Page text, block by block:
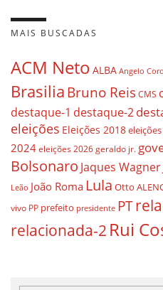
MAIS BUSCADAS
ACM Neto ALBA Angelo
BrasiliaBruno ReisCMS
destaque-1 destaque-2
eleições Eleições 2018
2024 eleições 2026 geraldo jr.
Bolsonaro Jaques Wagner
Leão João Roma Lula Otto
vivo PP prefeito presidente PT
relacionada-2 Rui